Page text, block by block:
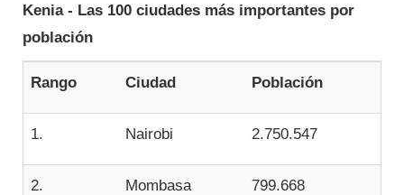
Kenia - Las 100 ciudades más importantes por
población
Rango Ciudad Población
1. Nairobi 2.750.547
2. Mombasa 799.668